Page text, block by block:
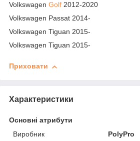
Volkswagen Golf 2012-2020
Volkswagen Passat 2014-
Volkswagen Tiguan 2015-
Volkswagen Tiguan 2015-
Приховати
Характеристики
Основні атрибути
Виробник
PolyPro